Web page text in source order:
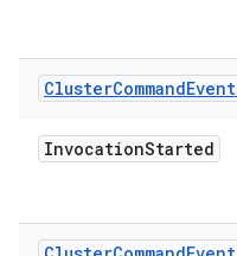
ClusterCommandEvent
InvocationStarted